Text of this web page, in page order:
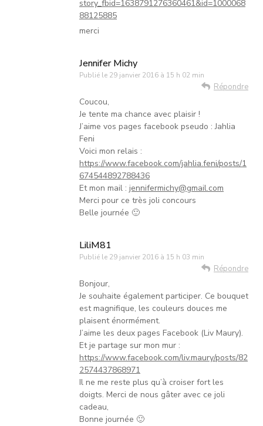
story_fbid=1638791276360461&id=1000068
88125885
merci
Jennifer Michy
Publié le 29 janvier 2016 à 15 h 02 min
Répondre
Coucou,
Je tente ma chance avec plaisir !
J’aime vos pages facebook pseudo : Jahlia
Feni
Voici mon relais :
https://www.facebook.com/jahlia.feni/posts/1
674544892788436
Et mon mail : jennifermichy@gmail.com
Merci pour ce très joli concours
Belle journée 🙂
LiliM81
Publié le 29 janvier 2016 à 15 h 03 min
Répondre
Bonjour,
Je souhaite également participer. Ce bouquet
est magnifique, les couleurs douces me
plaisent énormément.
J’aime les deux pages Facebook (Liv Maury).
Et je partage sur mon mur :
https://www.facebook.com/liv.maury/posts/82
2574437868971
Il ne me reste plus qu’à croiser fort les
doigts. Merci de nous gâter avec ce joli
cadeau,
Bonne journée 🙂